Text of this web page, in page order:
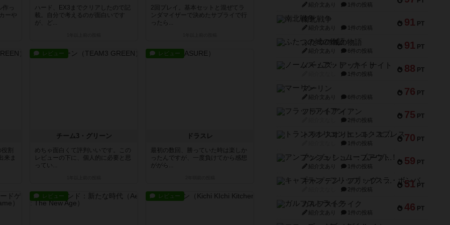
作っ
ーや
ハード、EX3までクリアしたので記
載。自分で考えるのが面白いです
が、ど...
2回プレイ。基本セットと混ぜてラ
ンダマイザーで決めたサプライで行
ったら...
割
来ま
レビュー
チーム3・グリーン
めちゃ面白くて評判いいです。この
レビューの下に、個人的に必要と思
ってい...
レビュー
ドラスレ
最初の数回、勝っていた時は楽しか
ったんですが、一度負けてから感想
ががら...
レビュー レビュー
紹介文あり 1件の投稿
91 PT
南北戦争
紹介文あり 1件の投稿
91 PT
ふたつの城の物語
紹介文あり 6件の投稿
88 PT
ノームズ・アット・ナイト
1件の投稿
76 PT
マーリン
紹介文あり 6件の投稿
75 PT
フラットアイアン
2件の投稿
70 PT
トランスオリエント・エクスプレス
1件の投稿
59 PT
アンブッシュ！：ムーブアウト！
紹介文あり 1件の投稿
51 PT
キャプテン・フリップ：イスラ・ボンバ
2件の投稿
46 PT
ガルフストライク
紹介文あり 1件の投稿